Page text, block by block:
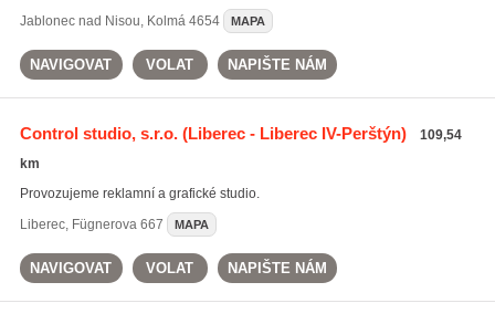
Jablonec nad Nisou, Kolmá 4654 MAPA
NAVIGOVAT VOLAT NAPIŠTE NÁM
Control studio, s.r.o.(Liberec - Liberec IV-Perštýn)
109,54
km
Provozujeme reklamní a grafické studio.
Liberec, Fügnerova 667 MAPA
NAVIGOVAT VOLAT NAPIŠTE NÁM